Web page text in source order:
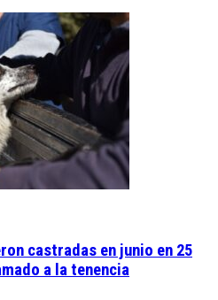
castradas en junio en 25
a la tenencia